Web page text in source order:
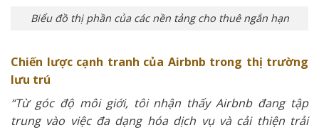
Biểu đồ thị phần của các nền tảng cho thuê ngắn hạn
Chiến lược cạnh tranh của Airbnb trong thị trường
lưu trú
“Từ góc độ môi giới, tôi nhận thấy Airbnb đang tập
trung vào việc đa dạng hóa dịch vụ và cải thiện trải